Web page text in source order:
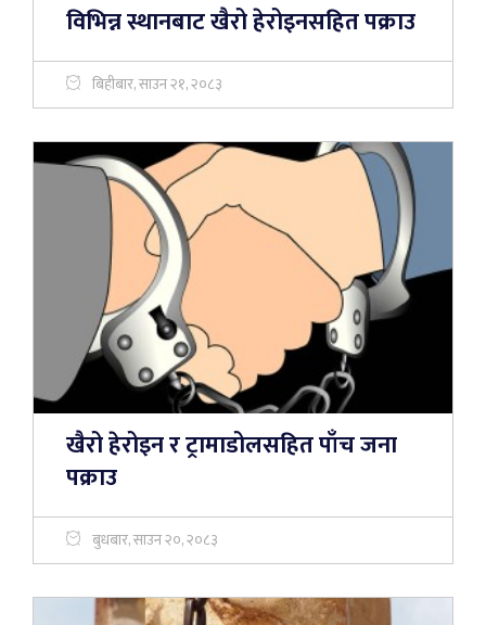
विभिन्न स्थानबाट खैरो हेरोइनसहित पक्राउ
बिहीबार, साउन २१, २०८३
खैरो हेरोइन र ट्रामाडोलसहित पाँच जना
पक्राउ
बुधबार, साउन २०, २०८३